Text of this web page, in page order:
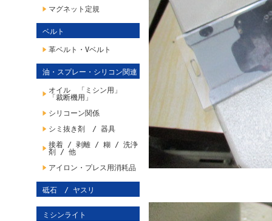
マグネット定規
ベルト
革ベルト・Vベルト
油・スプレー・シリコン関連
オイル 「ミシン用」
「裁断機用」
シリコーン関係
シミ抜き剤 / 器具
接着 / 剥離 / 糊 / 洗浄
剤 / 他
アイロン・プレス用消耗品
砥石 / ヤスリ
ミシンライト